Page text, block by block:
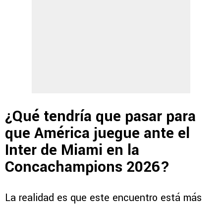
¿Qué tendría que pasar para
que América juegue ante el
Inter de Miami en la
Concachampions 2026?
La realidad es que este encuentro está más